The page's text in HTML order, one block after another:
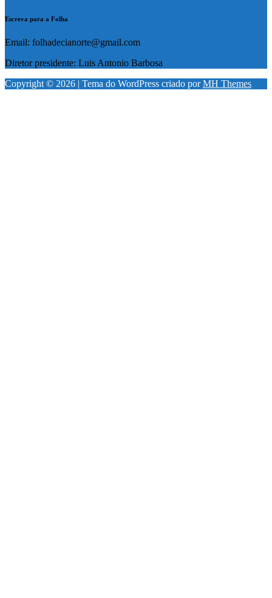
Escreva para a Folha
Email: folhadecianorte@gmail.com
Diretor presidente: Luis Antonio Barbosa
Copyright © 2026 | Tema do WordPress criado porMH Themes